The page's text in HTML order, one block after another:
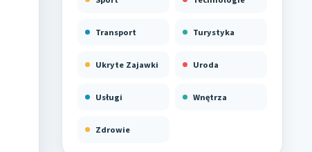
Transport Turystyka
Ukryte Zajawki Uroda
Usługi Wnętrza
Zdrowie